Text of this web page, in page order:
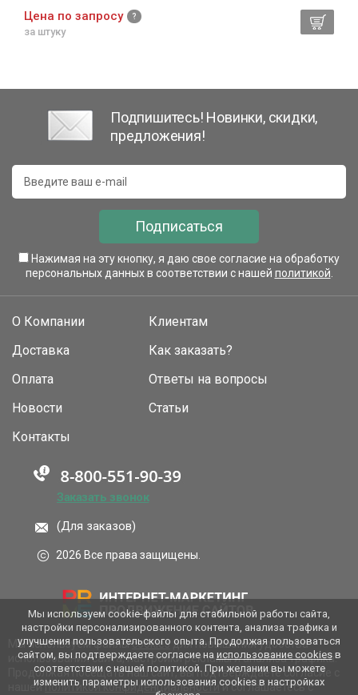
Цена по запросу
за штуку
Подпишитесь! Новинки, скидки,
предложения!
Подписаться
Нажимая на эту кнопку, я даю свое согласие на обработку
персональных данных в соответствии с нашей политикой
О Компании
Доставка
Оплата
Новости
Клиентам
Как заказать?
Ответы на вопросы
Статьи
Контакты
Заказать звонок
(Для заказов)
2026 Все права защищены.
Мы используем файлыcookies для повышения удобства
использования сайта, настройки рекламы и анализа трафика.
Продолжая посещать наш сайт, вы подтверждаете согласие с
нашейполитикой конфиденциальностии соглашаетесь с
Мы используем cookie-файлы для стабильной работы сайта,
настройки персонализированного контента, анализа трафика и
улучшения пользовательского опыта. Продолжая пользоваться
сайтом, вы подтверждаете согласие на использование cookiesв
соответствии с нашей политикой. При желании вы можете
изменить параметры использования cookies в настройках